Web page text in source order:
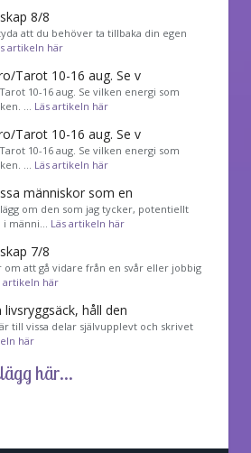
8/8
att du behöver ta tillbaka din egen
artikeln här
Tarot 10-16 aug. Se v
10-16 aug. Se vilken energi som
… Läs artikeln här
Tarot 10-16 aug. Se v
10-16 aug. Se vilken energi som
… Läs artikeln här
människor som en
om den som jag tycker, potentiellt
männi… Läs artikeln här
7/8
om att gå vidare från en svår eller jobbig
artikeln här
livsryggsäck, håll den
till vissa delar självupplevt och skrivet
här
här...